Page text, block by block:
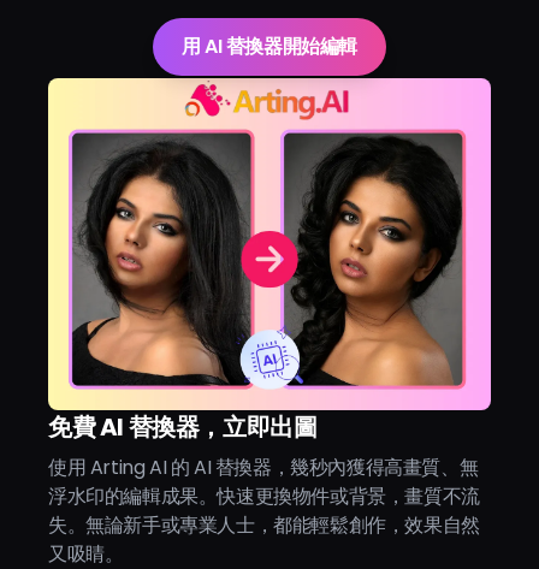
用 AI 替換器開始編輯
免費 AI 替換器，立即出圖
使用 Arting AI 的 AI 替換器，幾秒內獲得高畫質、無
浮水印的編輯成果。快速更換物件或背景，畫質不流
失。無論新手或專業人士，都能輕鬆創作，效果自然
又吸睛。